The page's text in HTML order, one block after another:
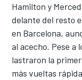
Hamilton y
delante del resto
en Barcelona,
al acecho. Pese a
lastraron la
más vueltas